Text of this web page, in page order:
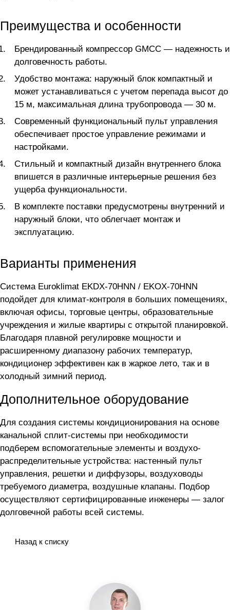
Преимущества и особенности
Брендированный компрессор GMCC — надежность и
долговечность работы.
Удобство монтажа: наружный блок компактный и
может устанавливаться с учетом перепада высот до
15 м, максимальная длина трубопровода — 30 м.
Современный функциональный пульт управления
обеспечивает простое управление режимами и
настройками.
Стильный и компактный дизайн внутреннего блока
впишется в различные интерьерные решения без
ущерба функциональности.
В комплекте поставки предусмотрены внутренний и
наружный блоки, что облегчает монтаж и
эксплуатацию.
Варианты применения
Система Euroklimat EKDX-70HNN / EKOX-70HNN
подойдет для климат-контроля в больших помещениях,
включая офисы, торговые центры, образовательные
учреждения и жилые квартиры с открытой планировкой.
Благодаря плавной регулировке мощности и
расширенному диапазону рабочих температур,
кондиционер эффективен как в жаркое лето, так и в
холодный зимний период.
Дополнительное оборудование
Для создания системы кондиционирования на основе
канальной сплит-системы при необходимости
подберем вспомогательные элементы и воздухо-
распределительные устройства: настенный пульт
управления, решетки и диффузоры, воздуховоды
требуемого диаметра, воздушные клапаны. Подбор
осуществляют сертифицированные инженеры — залог
долговечной работы всей системы.
Назад к списку